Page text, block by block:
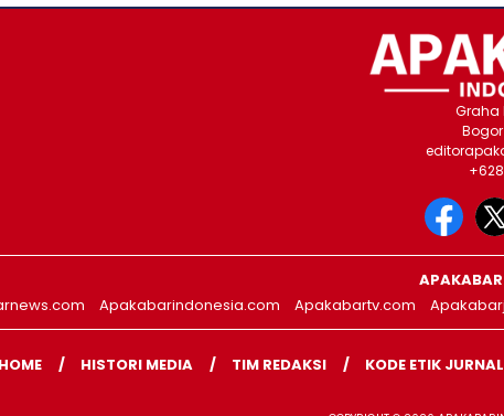
Graha
Apakabarindonesia.com Apakabartv.com
HOME HISTORI MEDIA TIM REDAKSI KODE ETIK